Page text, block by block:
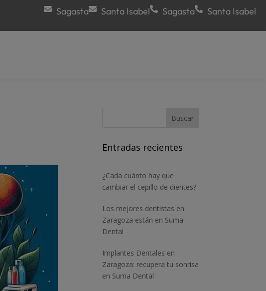
Sagasta Santa Isabel Sagasta Santa Isabel
Entradas recientes
¿Cada cuánto hay que
cambiar el cepillo de dientes?
Los mejores dentistas en
Zaragoza están en Suma
Dental
Implantes Dentales en
Zaragoza: recupera tu sonrisa
en Suma Dental